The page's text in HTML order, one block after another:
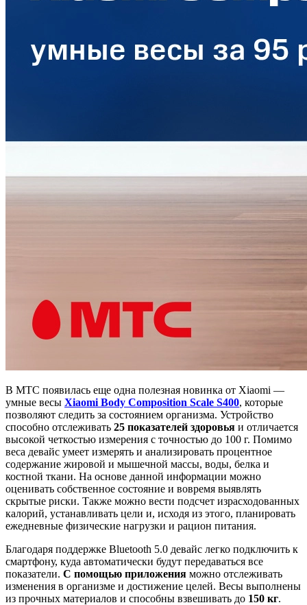
В МТС появилась еще одна полезная новинка от Xiaomi —
умные весы Xiaomi Body Composition Scale S400, которые
позволяют следить за состоянием организма. Устройство
способно отслеживать 25 показателей здоровья и отличается
высокой четкостью измерения с точностью до 100 г. Помимо
веса девайс умеет измерять и анализировать процентное
содержание жировой и мышечной массы, воды, белка и
костной ткани. На основе данной информации можно
оценивать собственное состояние и вовремя выявлять
скрытые риски. Также можно вести подсчет израсходованных
калорий, устанавливать цели и, исходя из этого, планировать
ежедневные физические нагрузки и рацион питания.
Благодаря поддержке Bluetooth 5.0 девайс легко подключить к
смартфону, куда автоматически будут передаваться все
показатели. С помощью приложения можно отслеживать
изменения в организме и достижение целей. Весы выполнены
из прочных материалов и способны взвешивать до 150 кг.